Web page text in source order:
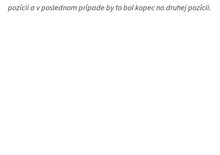
pozícii a v poslednom prípade by to bol kopec na druhej pozícii.